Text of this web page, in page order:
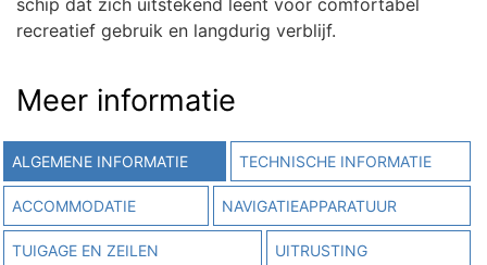
recreatief gebruik en langdurig verblijf.
Meer informatie
ALGEMENE INFORMATIE TECHNISCHE INFORMATIE
ACCOMMODATIE NAVIGATIEAPPARATUUR
TUIGAGE EN ZEILEN UITRUSTING